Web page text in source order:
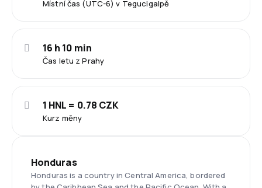
Místní čas (UTC-6) v Tegucigalpě
Čas letu z Prahy
16 h 10 min
Kurz měny
1 HNL = 0.78 CZK
Honduras
Honduras is a country in Central America, bordered